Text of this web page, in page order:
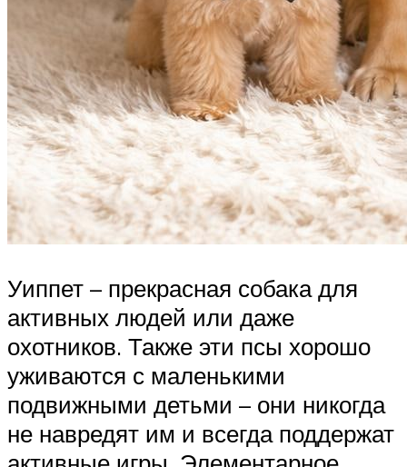
Уиппет – прекрасная собака для
активных людей или даже
охотников. Также эти псы хорошо
уживаются с маленькими
подвижными детьми – они никогда
не навредят им и всегда поддержат